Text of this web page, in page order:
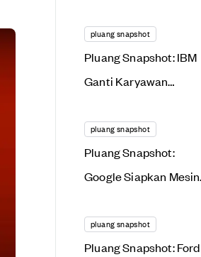
Mobil Tesla Kian...
pluang snapshot
Pluang Snapshot: IBM
Ganti Karyawan
Buffett Anggap Apple
'Seksi'
pluang snapshot
Pluang Snapshot:
Google Siapkan Mesin
Disney 'Banjir' Laba
Bersih
pluang snapshot
Pluang Snapshot: Ford